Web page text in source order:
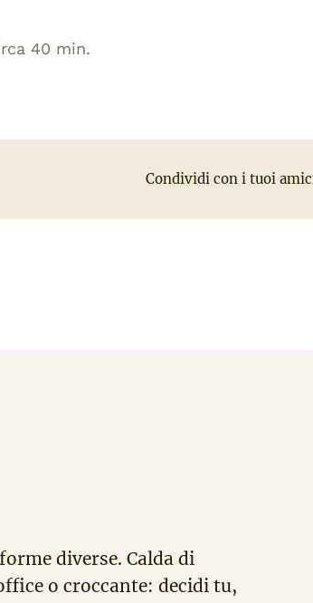
40 min.
Condividi con i tuoi
diverse. Calda di
o croccante: decidi tu,